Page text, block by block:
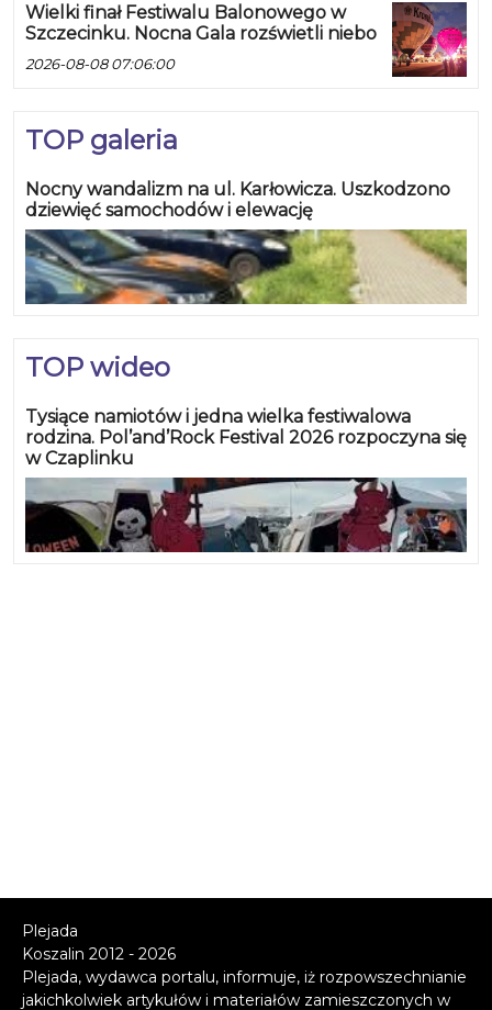
Wielki finał Festiwalu Balonowego w
Szczecinku. Nocna Gala rozświetli niebo
2026-08-08 07:06:00
TOP galeria
Nocny wandalizm na ul. Karłowicza. Uszkodzono
dziewięć samochodów i elewację
TOP wideo
Tysiące namiotów i jedna wielka festiwalowa
rodzina. Pol’and’Rock Festival 2026 rozpoczyna się
w Czaplinku
Plejada
Koszalin 2012 - 2026
Plejada, wydawca portalu, informuje, iż rozpowszechnianie
jakichkolwiek artykułów i materiałów zamieszczonych w